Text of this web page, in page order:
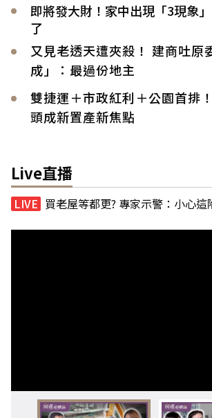
即將發大財！家中出現「3現象
了
又見老透天遭夾殺！ 建商吐原
成」：最過份地主
雙捷運＋市政紅利＋公園首排
頭成新置產新焦點
Live直播
買老屋等都更? 專家示警：小心這